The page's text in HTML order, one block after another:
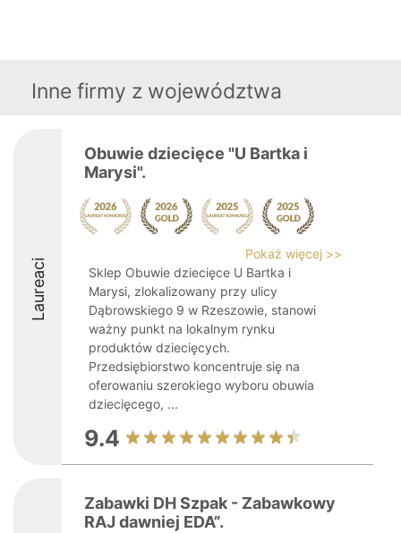
Inne firmy z województwa
Laureaci
Obuwie dziecięce "U Bartka i
Marysi".
Pokaż więcej >>
Sklep Obuwie dziecięce U Bartka i
Marysi, zlokalizowany przy ulicy
Dąbrowskiego 9 w Rzeszowie, stanowi
ważny punkt na lokalnym rynku
produktów dziecięcych.
Przedsiębiorstwo koncentruje się na
oferowaniu szerokiego wyboru obuwia
dziecięcego, ...
9.4
Zabawki DH Szpak - Zabawkowy
RAJ dawniej EDA”.